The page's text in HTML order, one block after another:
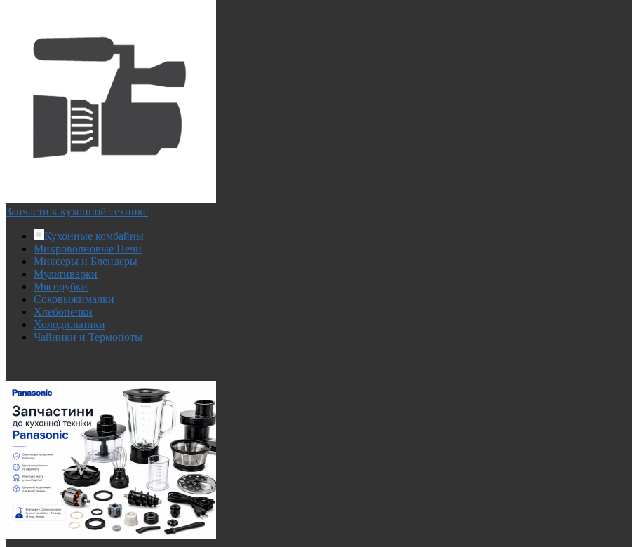
Запчасти к кухонной технике
Кухонные комбайны
Микроволновые Печи
Миксеры и Блендеры
Мультиварки
Мясорубки
Соковыжималки
Хлебопечки
Холодильники
Чайники и Термопоты